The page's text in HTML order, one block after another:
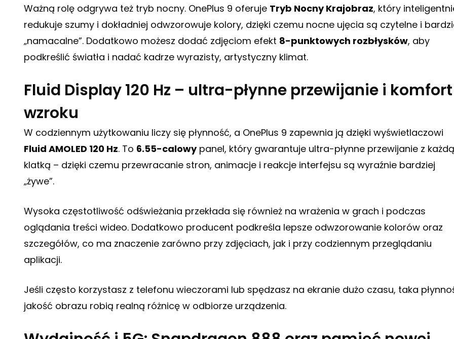
Ważną rolę odgrywa też tryb nocny. OnePlus 9 oferuje Tryb Nocny Krajobraz, który
redukuje szumy i dokładniej odwzorowuje kolory, dzięki czemu nocne ujęcia są czytelne i
„namacalne”. Dodatkowo możesz dodać zdjęciom efekt 8-punktowych rozbłysków, aby
podkreślić światła i nadać kadrze wyrazisty, artystyczny klimat.
Fluid Display 120 Hz – ultra-płynne przewijanie i komfort
wzroku
W codziennym użytkowaniu liczy się płynność, a OnePlus 9 zapewnia ją dzięki wyświetlaczowi
Fluid AMOLED 120 Hz. To 6.55-calowypanel, który gwarantuje ultra-płynne przewijanie z każdą
klatką – dzięki czemu przewracanie stron, animacje i reakcje interfejsu są wyraźnie bardziej
„żywe”.
Wysoka częstotliwość odświeżania przekłada się również na wrażenia w grach i podczas
oglądania treści wideo. Dodatkowo producent podkreśla lepsze odwzorowanie kolorów oraz
szczegółów, co ma znaczenie zarówno przy zdjęciach, jak i przy codziennym przeglądaniu
aplikacji.
Jeśli często korzystasz z telefonu wieczorami lub spędzasz na ekranie dużo czasu, taka
jakość obrazu robią realną różnicę w odbiorze urządzenia.